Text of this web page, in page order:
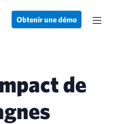
Obtenir une démo
de